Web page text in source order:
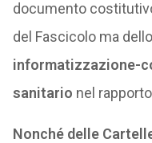
documento
del Fascicolo ma dello
informatizzazione-
sanitario nel
Nonché delle